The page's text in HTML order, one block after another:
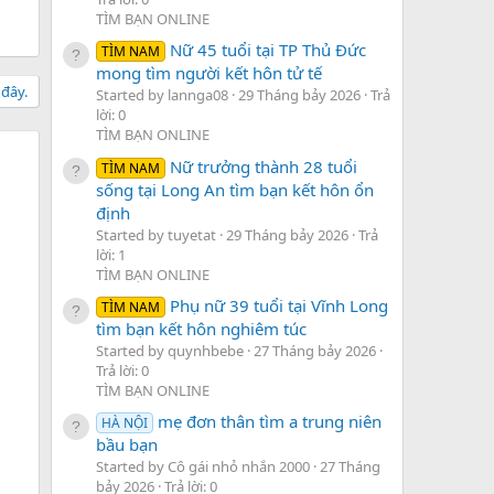
TÌM BẠN ONLINE
TÌM NAM
Nữ 45 tuổi tại TP Thủ Đức
mong tìm người kết hôn tử tế
Started by lannga08 29 Tháng bảy 2026 Trả
lời: 0
TÌM BẠN ONLINE
TÌM NAM
Nữ trưởng thành 28 tuổi
sống tại Long An tìm bạn kết hôn ổn
định
Started by tuyetat 29 Tháng bảy 2026 Trả
lời: 1
TÌM BẠN ONLINE
TÌM NAM
Phụ nữ 39 tuổi tại Vĩnh Long
tìm bạn kết hôn nghiêm túc
Started by quynhbebe 27 Tháng bảy 2026
Trả lời: 0
TÌM BẠN ONLINE
HÀ NỘI mẹ đơn thân tìm a trung niên
bầu bạn
Started by Cô gái nhỏ nhắn 2000 27 Tháng
bảy 2026 Trả lời: 0